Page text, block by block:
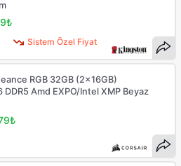
Sistem Özel Fiyat
RGB 32GB (2x16GB)
Amd EXPO/Intel XMP Beyaz